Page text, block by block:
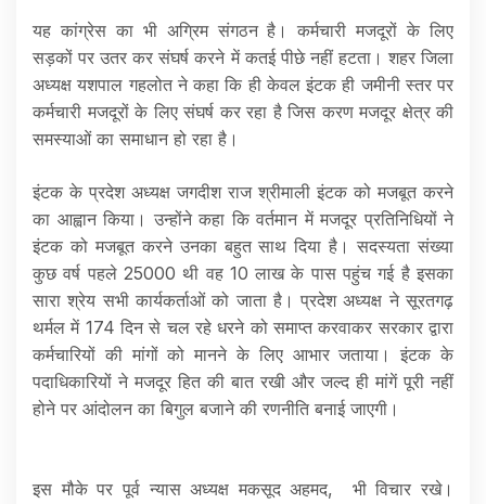
यह कांग्रेस का भी अग्रिम संगठन है। कर्मचारी मजदूरों के लिए
सड़कों पर उतर कर संघर्ष करने में कतई पीछे नहीं हटता। शहर जिला
अध्यक्ष यशपाल गहलोत ने कहा कि ही केवल इंटक ही जमीनी स्तर पर
कर्मचारी मजदूरों के लिए संघर्ष कर रहा है जिस करण मजदूर क्षेत्र की
समस्याओं का समाधान हो रहा है।
इंटक के प्रदेश अध्यक्ष जगदीश राज श्रीमाली इंटक को मजबूत करने
का आह्वान किया। उन्होंने कहा कि वर्तमान में मजदूर प्रतिनिधियों ने
इंटक को मजबूत करने उनका बहुत साथ दिया है। सदस्यता संख्या
कुछ वर्ष पहले 25000 थी वह 10 लाख के पास पहुंच गई है इसका
सारा श्रेय सभी कार्यकर्ताओं को जाता है। प्रदेश अध्यक्ष ने सूरतगढ़
थर्मल में 174 दिन से चल रहे धरने को समाप्त करवाकर सरकार द्वारा
कर्मचारियों की मांगों को मानने के लिए आभार जताया। इंटक के
पदाधिकारियों ने मजदूर हित की बात रखी और जल्द ही मांगें पूरी नहीं
होने पर आंदोलन का बिगुल बजाने की रणनीति बनाई जाएगी।
इस मौके पर पूर्व न्यास अध्यक्ष मकसूद अहमद, भी विचार रखे।